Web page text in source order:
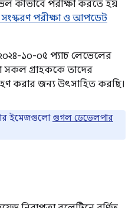
কীভাবে পরীক্ষা করতে হয়
সংস্করণ পরীক্ষা ও আপডেট
১০-০৫ প্যাচ লেভেলের
গ্রাহককে তাদের
করার জন্য উৎসাহিত করছি।
ইমেজগুলো গুগল ডেভেলপার